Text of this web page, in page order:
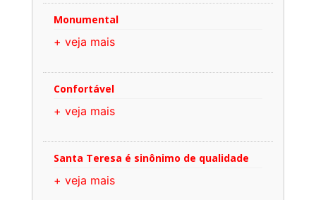
Monumental
+ veja mais
Confortável
+ veja mais
Santa Teresa é sinônimo de qualidade
+ veja mais